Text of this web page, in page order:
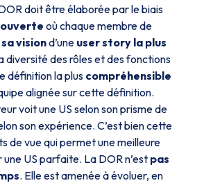
doit être élaborée par le biais
où chaque membre de
visiond’une userstory la plus
diversité des rôles et des fonctions
définition la plus compréhensible
alignée sur cette définition.
voit une US selon son prisme de
son expérience. C’est bien cette
de vue qui permet une meilleure
US parfaite. La DOR n’est pas
. Elle est amenée à évoluer, en